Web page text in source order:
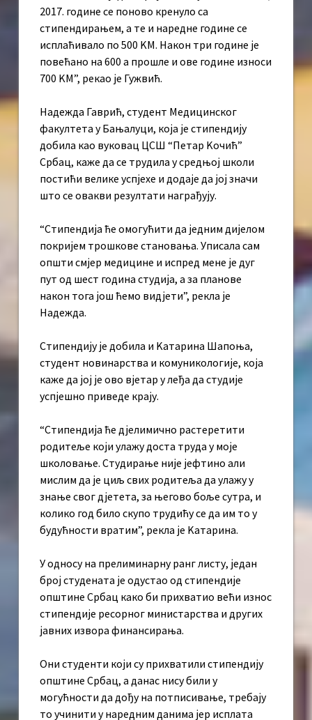
2017. године се поново кренуло са
стипендирањем, а те и наредне године се
исплаћивало по 500 KМ. Након три године је
повећано на 600 а прошле и ове године износи
700 KМ”, рекао је Гужвић.
Надежда Гаврић, студент Медицинског
факултета у Бањалуци, која је стипендију
добила као вуковац ЦСШ “Петар Kочић”
Србац, каже да се трудила у средњој школи
постићи велике успјехе и додаје да јој значи
што се овакви резултати награђују.
“Стипендија ће омогућити да једним дијелом
покријем трошкове становања. Уписала сам
општи смјер медицине и испред мене је дуг
пут од шест година студија, а за планове
након тога још ћемо видјети”, рекла је
Надежда.
Стипендију је добила и Kатарина Шапоња,
студент новинарства и комуникологије, која
каже да јој је ово вјетар у леђа да студије
успјешно приведе крају.
“Стипендија ће дјелимично растеретити
родитеље који улажу доста труда у моје
школовање. Студирање није јефтино али
мислим да је циљ свих родитеља да улажу у
знање свог дјетета, за његово боље сутра, и
колико год било скупо трудићу се да им то у
будућности вратим”, рекла је Kатарина.
У односу на прелиминарну ранг листу, један
број студената је одустао од стипендије
општине Србац како би прихватио већи износ
стипендије ресорног министарства и других
јавних извора финансирања.
Они студенти који су прихватили стипендију
општине Србац, а данас нису били у
могућности да дођу на потписивање, требају
то учинити у наредним данима јер исплата